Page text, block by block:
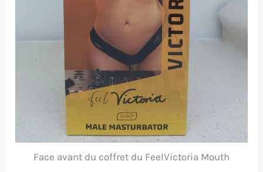
Face avant du coffret du FeelVictoria Mouth